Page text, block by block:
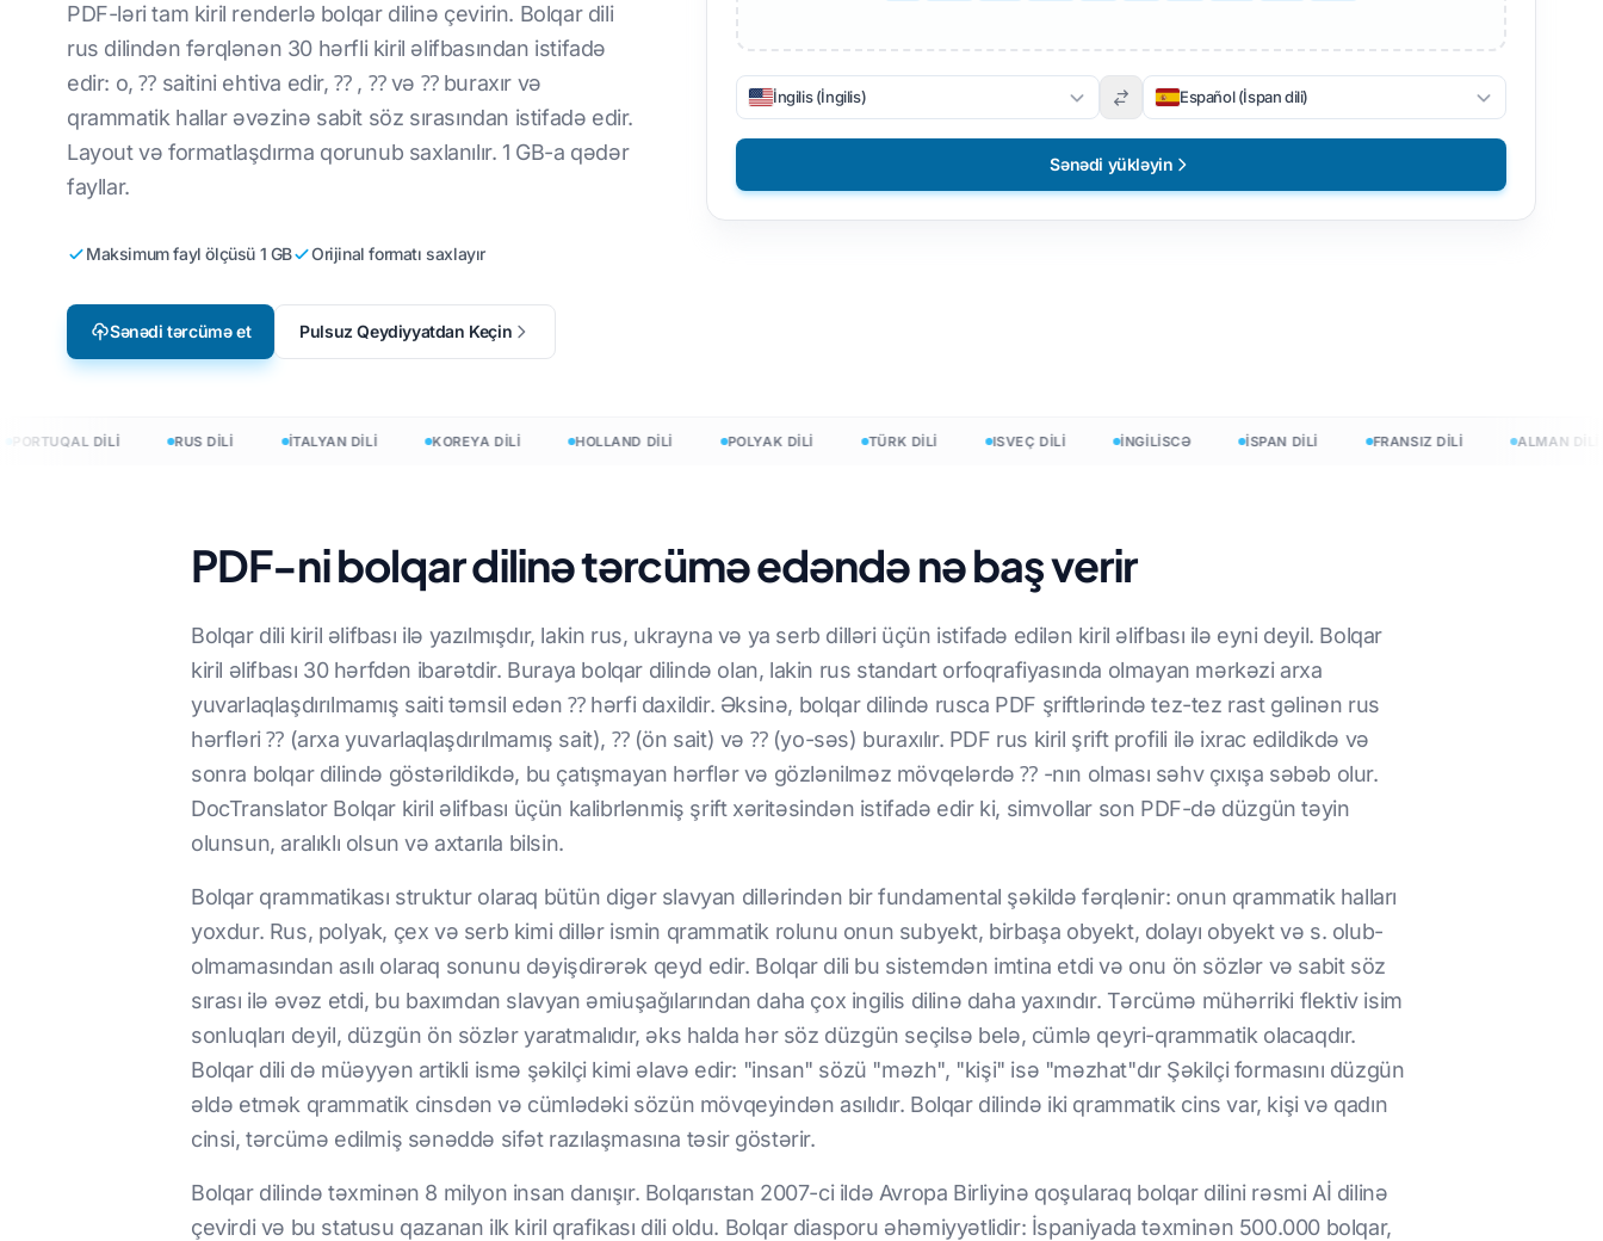
Oyun Lokallaşdırılması CSV fayllarını tərcümə edin
JSON-u tərcümə edin
HTML Tərcüməçi
Excel fayl sayı
PowerPoint sözlərinin sayı
DOCX-dən TXT-ə
EPUB-dan PDF-ə
İngilisdən Koreyaya
İngilisdən ərəbə
İngilisdən İndoneziyaya
İngilisdən Urduya
Vyetnamlı
Italyan
Irland
Hmong
Filippin
Fin
Bolqar
Zulu
edin Pulsuz başlayın
PDF-ləri tam kiril renderlə bolqar dilinə çevirin. Bolqar dili
rus dilindən fərqlənən 30 hərfli kiril əlifbasından istifadə
edir: o, ⁇ saitini ehtiva edir, ⁇ , ⁇ və ⁇ buraxır və
qrammatik hallar əvəzinə sabit söz sırasından istifadə edir.
Layout və formatlaşdırma qorunub saxlanılır. 1 GB-a qədər
fayllar.
Maksimum fayl ölçüsü 1 GB Orijinal formatı saxlayır
Sənədi tərcümə et Pulsuz Qeydiyyatdan Keçin
İngilis (İngilis) Español (İspan dili)
Sənədi yükləyin
DİLİ RUS DİLİ İTALYAN DİLİ KOREYA DİLİ HOLLAND DİLİ POLYAK DİLİ TÜRK DİLİ ISVEÇ DİLİ İNGİLİSCƏ İSPAN DİLİ FRANSIZ DİLİ ALMAN DİLİ
PDF-ni bolqar dilinə tərcümə edəndə nə baş verir
Bolqar dili kiril əlifbası ilə yazılmışdır, lakin rus, ukrayna və ya serb dilləri üçün istifadə edilən kiril əlifbası ilə eyni deyil. Bolqar
kiril əlifbası 30 hərfdən ibarətdir. Buraya bolqar dilində olan, lakin rus standart orfoqrafiyasında olmayan mərkəzi arxa
yuvarlaqlaşdırılmamış saiti təmsil edən ⁇ hərfi daxildir. Əksinə, bolqar dilində rusca PDF şriftlərində tez-tez rast gəlinən rus
hərfləri ⁇ (arxa yuvarlaqlaşdırılmamış sait), ⁇ (ön sait) və ⁇ (yo-səs) buraxılır. PDF rus kiril şrift profili ilə ixrac edildikdə və
sonra bolqar dilində göstərildikdə, bu çatışmayan hərflər və gözlənilməz mövqelərdə ⁇ -nın olması səhv çıxışa səbəb olur.
DocTranslator Bolqar kiril əlifbası üçün kalibrlənmiş şrift xəritəsindən istifadə edir ki, simvollar son PDF-də düzgün təyin
olunsun, aralıklı olsun və axtarıla bilsin.
Bolqar qrammatikası struktur olaraq bütün digər slavyan dillərindən bir fundamental şəkildə fərqlənir: onun qrammatik halları
yoxdur. Rus, polyak, çex və serb kimi dillər ismin qrammatik rolunu onun subyekt, birbaşa obyekt, dolayı obyekt və s. olub-
olmamasından asılı olaraq sonunu dəyişdirərək qeyd edir. Bolqar dili bu sistemdən imtina etdi və onu ön sözlər və sabit söz
sırası ilə əvəz etdi, bu baxımdan slavyan əmiuşağılarından daha çox ingilis dilinə daha yaxındır. Tərcümə mühərriki flektiv isim
sonluqları deyil, düzgün ön sözlər yaratmalıdır, əks halda hər söz düzgün seçilsə belə, cümlə qeyri-qrammatik olacaqdır.
Bolqar dili də müəyyən artikli ismə şəkilçi kimi əlavə edir: "insan" sözü "məzh", "kişi" isə "məzhat"dır Şəkilçi formasını düzgün
əldə etmək qrammatik cinsdən və cümlədəki sözün mövqeyindən asılıdır. Bolqar dilində iki qrammatik cins var, kişi və qadın
cinsi, tərcümə edilmiş sənəddə sifət razılaşmasına təsir göstərir.
Bolqar dilində təxminən 8 milyon insan danışır. Bolqarıstan 2007-ci ildə Avropa Birliyinə qoşularaq bolqar dilini rəsmi Aİ dilinə
çevirdi və bu statusu qazanan ilk kiril qrafikası dili oldu. Bolqar diasporu əhəmiyyətlidir: İspaniyada təxminən 500.000 bolqar,